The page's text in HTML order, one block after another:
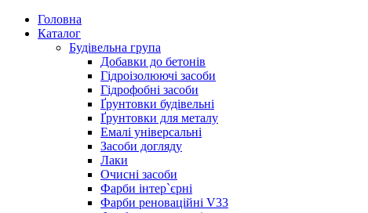
Головна
Каталог
Будівельна група
Добавки до бетонів
Гідроізолюючі засоби
Гідрофобні засоби
Ґрунтовки будівельні
Ґрунтовки для металу
Емалі універсальні
Засоби догляду
Лаки
Очисні засоби
Фарби інтер`єрні
Фарби реноваційні V33